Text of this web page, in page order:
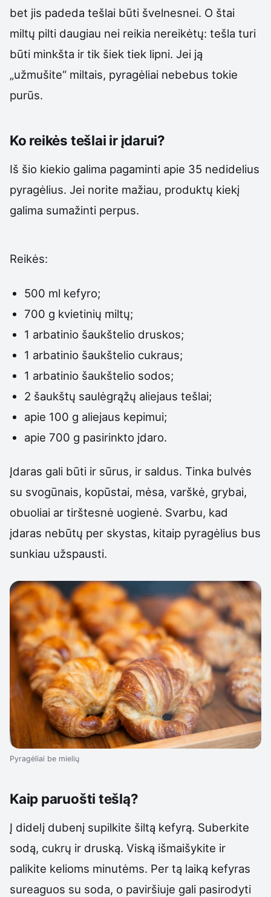
bet jis padeda tešlai būti švelnesnei. O štai
miltų pilti daugiau nei reikia nereikėtų: tešla turi
būti minkšta ir tik šiek tiek lipni. Jei ją
„užmušite“ miltais, pyragėliai nebebus tokie
purūs.
Ko reikės tešlai ir įdarui?
Iš šio kiekio galima pagaminti apie 35 nedidelius
pyragėlius. Jei norite mažiau, produktų kiekį
galima sumažinti perpus.
Reikės:
500 ml kefyro;
700 g kvietinių miltų;
1 arbatinio šaukštelio druskos;
1 arbatinio šaukštelio cukraus;
1 arbatinio šaukštelio sodos;
2 šaukštų saulėgrąžų aliejaus tešlai;
apie 100 g aliejaus kepimui;
apie 700 g pasirinkto įdaro.
Įdaras gali būti ir sūrus, ir saldus. Tinka bulvės
su svogūnais, kopūstai, mėsa, varškė, grybai,
obuoliai ar tirštesnė uogienė. Svarbu, kad
įdaras nebūtų per skystas, kitaip pyragėlius bus
sunkiau užspausti.
Pyragėliai be mielių
Kaip paruošti tešlą?
Į didelį dubenį supilkite šiltą kefyrą. Suberkite
sodą, cukrų ir druską. Viską išmaišykite ir
palikite kelioms minutėms. Per tą laiką kefyras
sureaguos su soda, o paviršiuje gali pasirodyti